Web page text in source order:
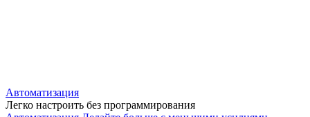
Автоматизация
Легко настроить без программирования